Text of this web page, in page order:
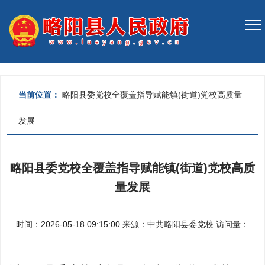
当前位置： 略阳县委党校全覆盖指导赋能镇(街道)党校高质量
发展
略阳县委党校全覆盖指导赋能镇(街道)党校高质
量发展
时间：2026-05-18 09:15:00 来源： 中共略阳县委党校 访问量：